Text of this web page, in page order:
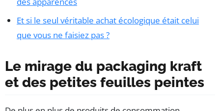
Et si le seul véritable achat écologique était celui
que vous ne faisiez pas ?
Le mirage du packaging kraft
et des petites feuilles peintes